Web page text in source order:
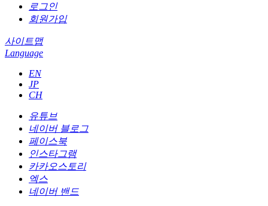
로그인
회원가입
사이트맵
Language
EN
JP
CH
유튜브
네이버 블로그
페이스북
인스타그램
카카오스토리
엑스
네이버 밴드